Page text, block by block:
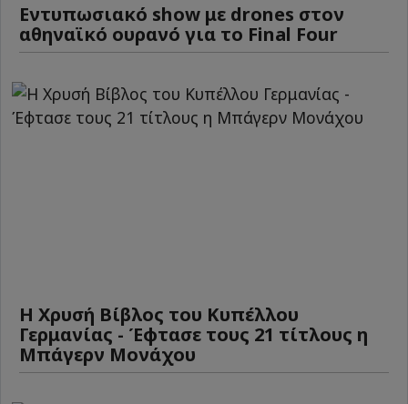
Εντυπωσιακό show με drones στον
αθηναϊκό ουρανό για το Final Four
Η Χρυσή Βίβλος του Κυπέλλου
Γερμανίας - Έφτασε τους 21 τίτλους η
Μπάγερν Μονάχου